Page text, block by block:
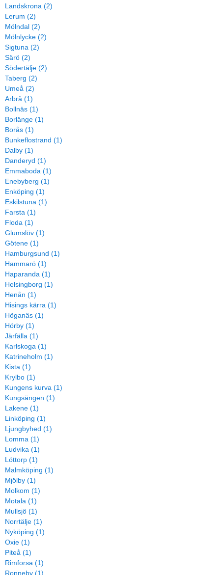
Landskrona (2)
Lerum (2)
Mölndal (2)
Mölnlycke (2)
Sigtuna (2)
Särö (2)
Södertälje (2)
Taberg (2)
Umeå (2)
Arbrå (1)
Bollnäs (1)
Borlänge (1)
Borås (1)
Bunkeflostrand (1)
Dalby (1)
Danderyd (1)
Emmaboda (1)
Enebyberg (1)
Enköping (1)
Eskilstuna (1)
Farsta (1)
Floda (1)
Glumslöv (1)
Götene (1)
Hamburgsund (1)
Hammarö (1)
Haparanda (1)
Helsingborg (1)
Henån (1)
Hisings kärra (1)
Höganäs (1)
Hörby (1)
Järfälla (1)
Karlskoga (1)
Katrineholm (1)
Kista (1)
Krylbo (1)
Kungens kurva (1)
Kungsängen (1)
Lakene (1)
Linköping (1)
Ljungbyhed (1)
Lomma (1)
Ludvika (1)
Löttorp (1)
Malmköping (1)
Mjölby (1)
Molkom (1)
Motala (1)
Mullsjö (1)
Norrtälje (1)
Nyköping (1)
Oxie (1)
Piteå (1)
Rimforsa (1)
Ronneby (1)